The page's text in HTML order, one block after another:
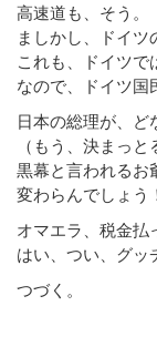
高速道も、そう。
ましかし、ドイツ
これも、ドイツ
なので、ドイツ国
日本の総理が、ど
（もう、決まっ
黒幕と言われるお
変わらんでしょう
オマエラ、税金払
はい、つい、グッ
つづく。